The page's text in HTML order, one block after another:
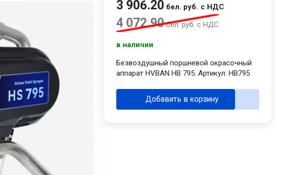
3 906.20 бел. руб. с НДС
4 072.90бел. руб. с НДС
в наличии
Безвоздушный поршневой окрасочный
аппарат HVBAN HB 795. Артикул: HB795
Добавить в корзину